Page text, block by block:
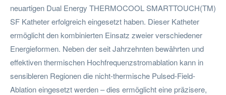
neuartigen Dual Energy THERMOCOOL SMARTTOUCH(TM)
SF Katheter erfolgreich eingesetzt haben. Dieser Katheter
ermöglicht den kombinierten Einsatz zweier verschiedener
Energieformen. Neben der seit Jahrzehnten bewährten und
effektiven thermischen Hochfrequenzstromablation kann in
sensibleren Regionen die nicht-thermische Pulsed-Field-
Ablation eingesetzt werden – dies ermöglicht eine präzisere,